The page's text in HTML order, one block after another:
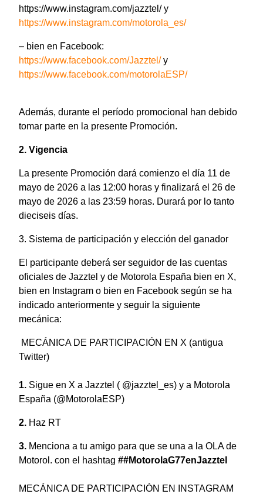
https://www.instagram.com/jazztel/ y
https://www.instagram.com/motorola_es/
– bien en Facebook:
https://www.facebook.com/Jazztel/y
https://www.facebook.com/motorolaESP/
Además, durante el período promocional han debido
tomar parte en la presente Promoción.
2. Vigencia
La presente Promoción dará comienzo el día 11 de
mayo de 2026 a las 12:00 horas y finalizará el 26 de
mayo de 2026 a las 23:59 horas. Durará por lo tanto
dieciseis días.
3. Sistema de participación y elección del ganador
El participante deberá ser seguidor de las cuentas
oficiales de Jazztel y de Motorola España bien en X,
bien en Instagram o bien en Facebook según se ha
indicado anteriormente y seguir la siguiente
mecánica:
MECÁNICA DE PARTICIPACIÓN EN X (antigua
Twitter)
Sigue en X a Jazztel ( @jazztel_es) y a Motorola
España (@MotorolaESP)
Haz RT
Menciona a tu amigo para que se una a la OLA de
Motorol. con el hashtag ##MotorolaG77enJazztel
MECÁNICA DE PARTICIPACIÓN EN INSTAGRAM